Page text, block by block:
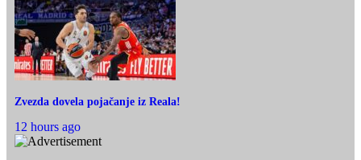
Zvezda dovela pojačanje iz Reala!
12 hours ago